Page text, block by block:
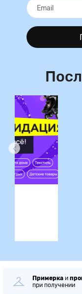
Примерка и
при получении